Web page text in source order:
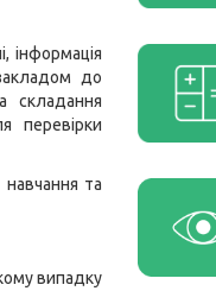
інформація
до
складання
перевірки
та
випадку